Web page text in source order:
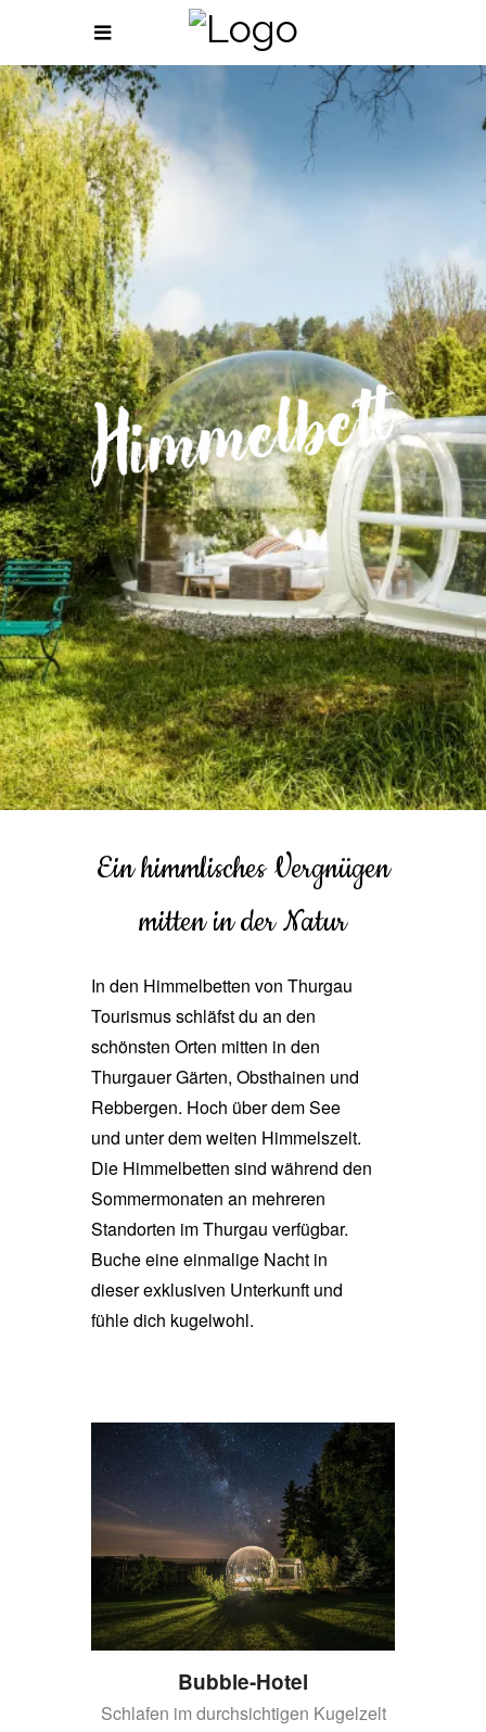
Ein himmlisches Vergnügen
mitten in der Natur
In den Himmelbetten von Thurgau
Tourismus schläfst du an den
schönsten Orten mitten in den
Thurgauer Gärten, Obsthainen und
Rebbergen. Hoch über dem See
und unter dem weiten Himmelszelt.
Die Himmelbetten sind während den
Sommermonaten an mehreren
Standorten im Thurgau verfügbar.
Buche eine einmalige Nacht in
dieser exklusiven Unterkunft und
fühle dich kugelwohl.
Bubble-Hotel
Schlafen im durchsichtigen Kugelzelt